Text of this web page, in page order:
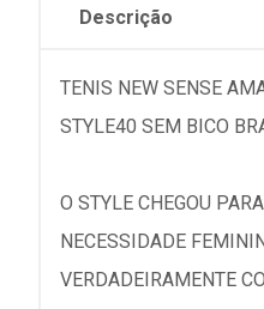
Descrição
TENIS NEW SENSE
STYLE40 SEM BICO
O STYLE CHEGOU
NECESSIDADE
VERDADEIRAMENTE